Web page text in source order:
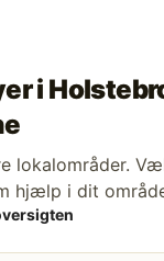
i
lokalområder.
hjælp i dit